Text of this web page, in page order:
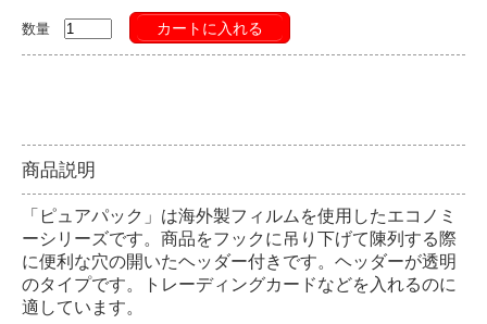
数量 カートに入れる
商品説明
「ピュアパック」は海外製フィルムを使用したエコノミ
ーシリーズです。商品をフックに吊り下げて陳列する際
に便利な穴の開いたヘッダー付きです。ヘッダーが透明
のタイプです。トレーディングカードなどを入れるのに
適しています。